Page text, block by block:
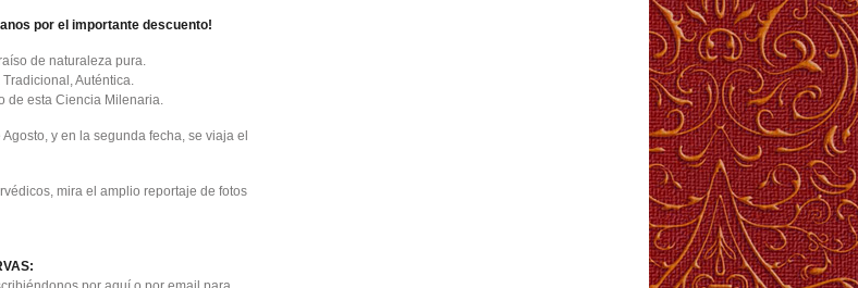
por el importante descuento!
de naturaleza pura.
Auténtica.
de esta Ciencia Milenaria.
y en la segunda fecha, se viaja el
mira el amplio reportaje de fotos